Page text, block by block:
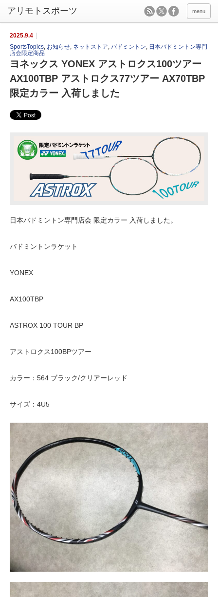
menu
2025.9.4
SportsTopics, お知らせ, ネットストア, バドミントン, 日本バドミントン専門
店会限定商品
ヨネックス YONEX アストロクス100ツアー
AX100TBP アストロクス77ツアー AX70TBP
限定カラー 入荷しました
日本バドミントン専門店会 限定カラー 入荷しました。
バドミントンラケット
YONEX
AX100TBP
ASTROX 100 TOUR BP
アストロクス100BPツアー
カラー：564 ブラック/クリアーレッド
サイズ：4U5